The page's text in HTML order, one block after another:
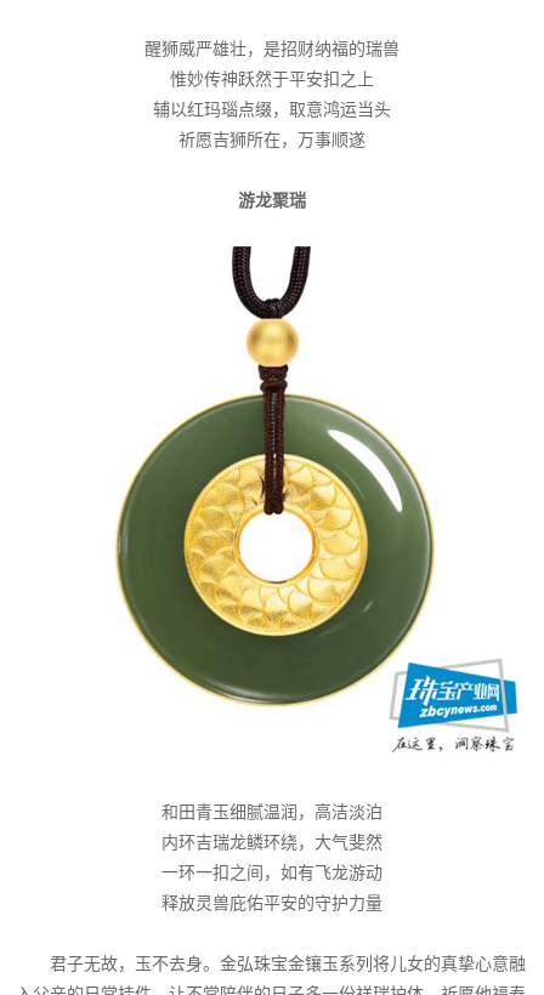
醒狮威严雄壮，是招财纳福的瑞兽
惟妙传神跃然于平安扣之上
辅以红玛瑙点缀，取意鸿运当头
祈愿吉狮所在，万事顺遂
游龙聚瑞
和田青玉细腻温润，高洁淡泊
内环吉瑞龙鳞环绕，大气斐然
一环一扣之间，如有飞龙游动
释放灵兽庇佑平安的守护力量
君子无故，玉不去身。金弘珠宝金镶玉系列将儿女的真挚心意融